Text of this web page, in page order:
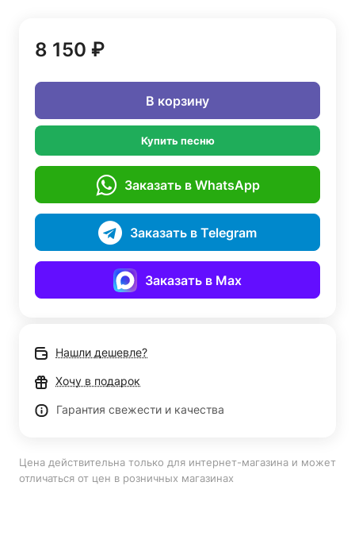
8 150 ₽
В корзину
Купить песню
Заказать в WhatsApp
Заказать в Telegram
Заказать в Max
Нашли дешевле?
Хочу в подарок
Гарантия свежести и качества
Цена действительна только для интернет-магазина и может
отличаться от цен в розничных магазинах